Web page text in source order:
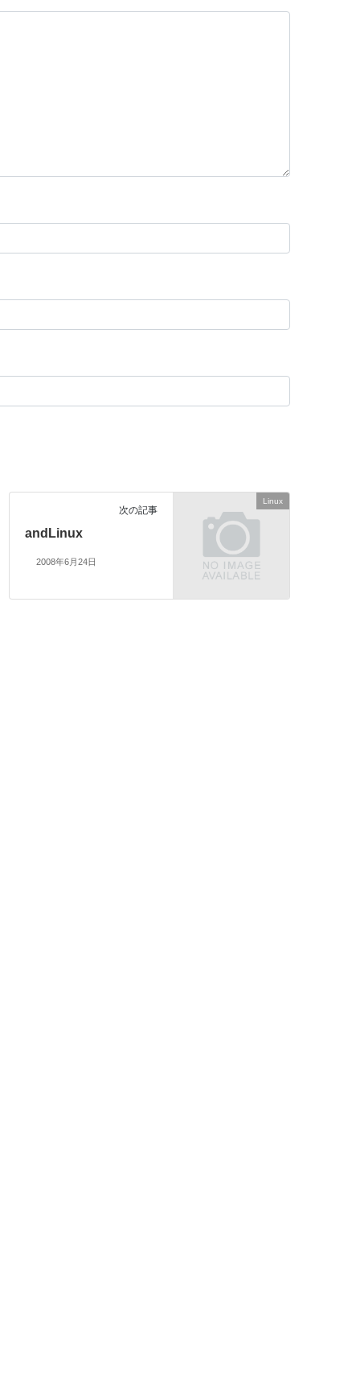
Linux
次の記事
andLinux
2008年6月24日